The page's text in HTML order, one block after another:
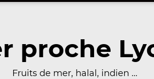
proche
Fruits de mer, halal, indien ...